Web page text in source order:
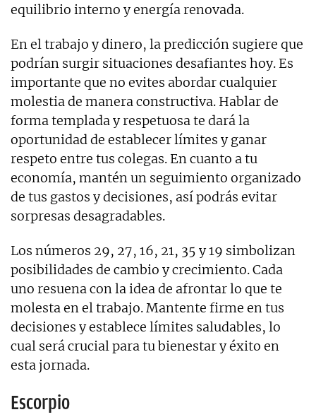
equilibrio interno y energía renovada.
En el trabajo y dinero, la predicción sugiere que
podrían surgir situaciones desafiantes hoy. Es
importante que no evites abordar cualquier
molestia de manera constructiva. Hablar de
forma templada y respetuosa te dará la
oportunidad de establecer límites y ganar
respeto entre tus colegas. En cuanto a tu
economía, mantén un seguimiento organizado
de tus gastos y decisiones, así podrás evitar
sorpresas desagradables.
Los números 29, 27, 16, 21, 35 y 19 simbolizan
posibilidades de cambio y crecimiento. Cada
uno resuena con la idea de afrontar lo que te
molesta en el trabajo. Mantente firme en tus
decisiones y establece límites saludables, lo
cual será crucial para tu bienestar y éxito en
esta jornada.
Escorpio